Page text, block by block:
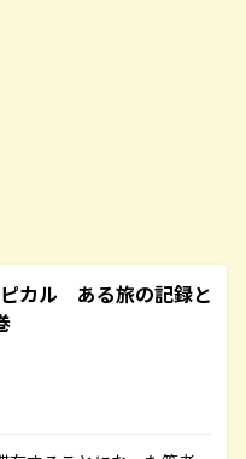
カル ある旅の記録と